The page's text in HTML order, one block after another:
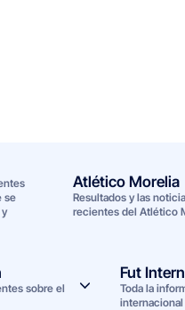
se
Atlético Morelia
Resultados y las
recientes del Atlético
sobre el
Fut
Toda la
internacional